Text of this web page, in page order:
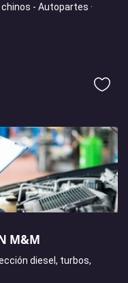
- Autopartes ·
M&M
diesel, turbos,